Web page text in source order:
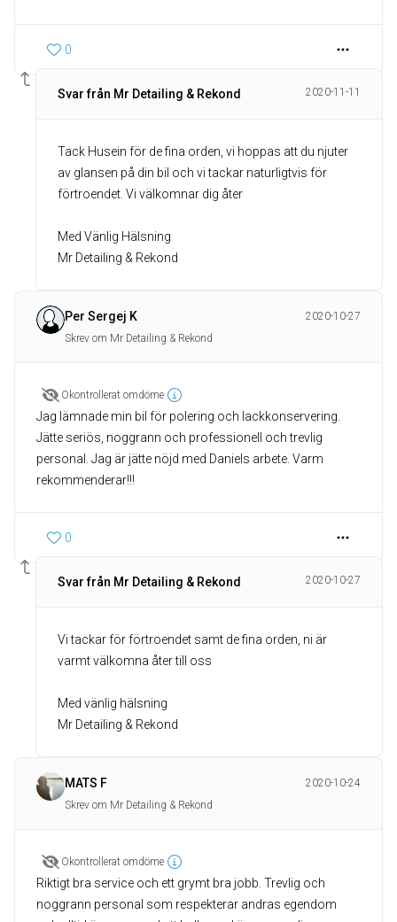
0
Svar från Mr Detailing & Rekond 2020-11-11
Tack Husein för de fina orden, vi hoppas att du njuter
av glansen på din bil och vi tackar naturligtvis för
förtroendet. Vi välkomnar dig åter
Med Vänlig Hälsning
Mr Detailing & Rekond
Per Sergej K
2020-10-27
Skrev om Mr Detailing & Rekond
Okontrollerat omdöme
Jag lämnade min bil för polering och lackkonservering.
Jätte seriös, noggrann och professionell och trevlig
personal. Jag är jätte nöjd med Daniels arbete. Varm
rekommenderar!!!
0
Svar från Mr Detailing & Rekond 2020-10-27
Vi tackar för förtroendet samt de fina orden, ni är
varmt välkomna åter till oss
Med vänlig hälsning
Mr Detailing & Rekond
MATS F
2020-10-24
Skrev om Mr Detailing & Rekond
Okontrollerat omdöme
Riktigt bra service och ett grymt bra jobb. Trevlig och
noggrann personal som respekterar andras egendom